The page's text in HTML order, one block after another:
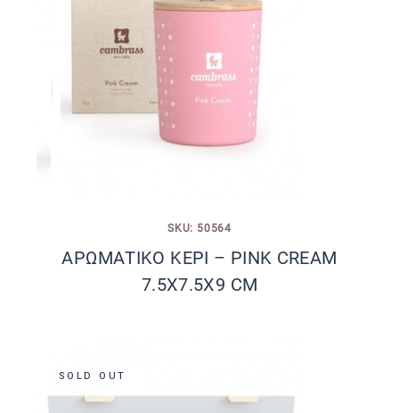
SKU: 50564
ΑΡΩΜΑΤΙΚΟ ΚΕΡΙ – PINK CREAM
7.5X7.5X9 CM
SOLD OUT